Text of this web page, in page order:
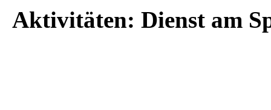
Aktivitäten: Dienst am